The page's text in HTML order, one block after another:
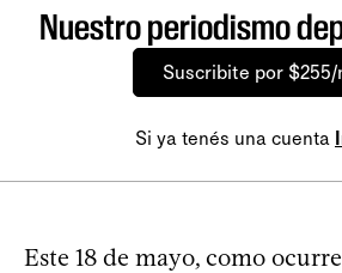
Nuestro periodismo
Suscribite por $255/
Si ya tenés una cuenta
Este 18 de mayo, como